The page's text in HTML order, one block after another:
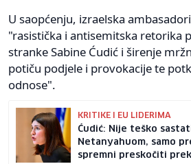
U saopćenju, izraelska
"rasistička i antisemitska retorika
stranke Sabine Ćudić i širenje
potiču podjele i provokacije te
odnose".
KRITIKE I EU LIDERIMA
Ćudić: Nije teško
Netanyahuom, samo
spremni preskočiti